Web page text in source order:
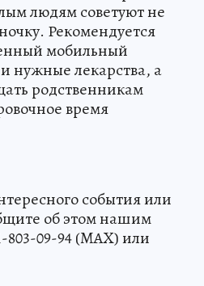
людям советуют не
Рекомендуется
мобильный
нужные лекарства, а
родственникам
время
события или
об этом нашим
09-94 (MAX) или